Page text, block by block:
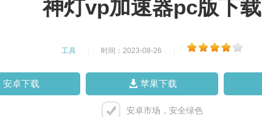
神灯vp加速器pc版下载
工具 时间：2023-08-26
安卓下载 苹果下载
安卓市场，安全绿色